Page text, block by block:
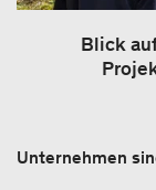
Blick
Unternehmen